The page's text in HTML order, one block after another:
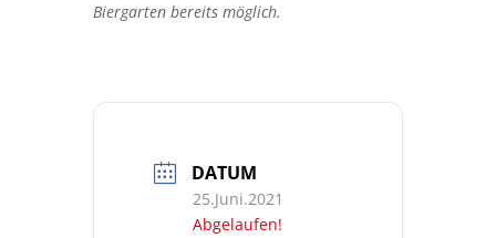
Biergarten bereits möglich.
DATUM
25.Juni.2021
Abgelaufen!